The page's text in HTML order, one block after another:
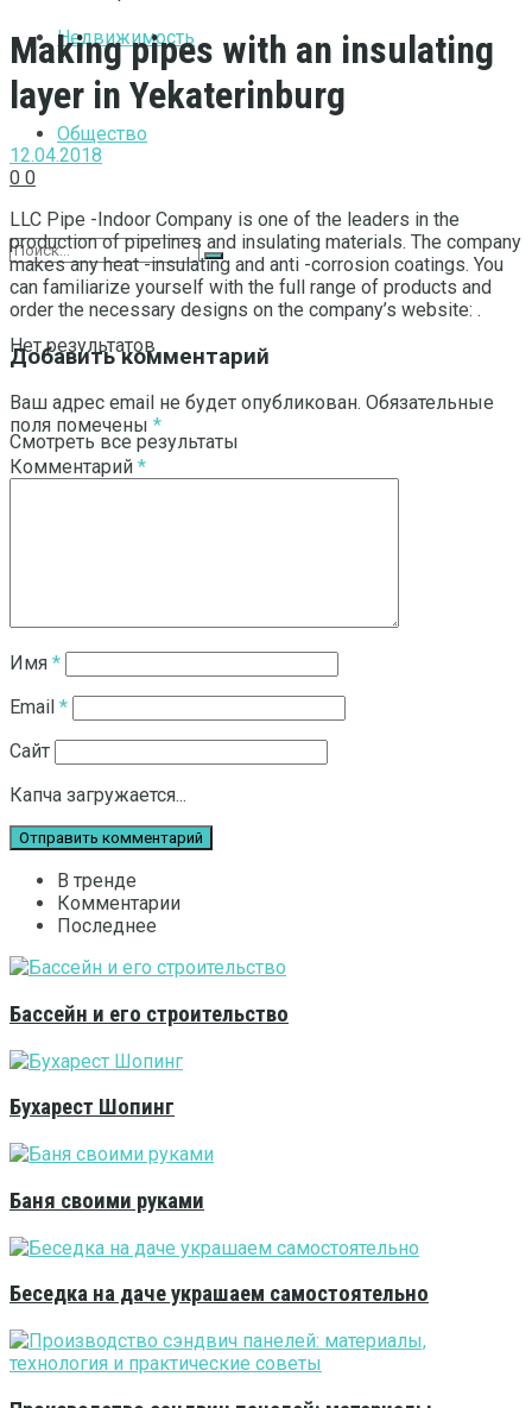
Недвижимость
Общество
Нет результатов
Смотреть все результаты
Making pipes with an insulating
layer in Yekaterinburg
12.04.2018
0 0
LLC Pipe -Indoor Company is one of the leaders in the
production of pipelines and insulating materials. The company
makes any heat -insulating and anti -corrosion coatings. You
can familiarize yourself with the full range of products and
order the necessary designs on the company’s website: .
Добавить комментарий
Ваш адрес email не будет опубликован. Обязательные
поля помечены *
Комментарий *
Имя *
Email *
Сайт
Капча загружается...
В тренде
Комментарии
Последнее
Бассейн и его строительство
Бухарест Шопинг
Баня своими руками
Беседка на даче украшаем самостоятельно